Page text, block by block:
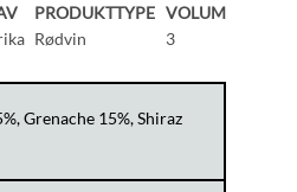
PRODUKTTYPE
Rødvin
VOLUM
3
Grenache 15%, Shiraz